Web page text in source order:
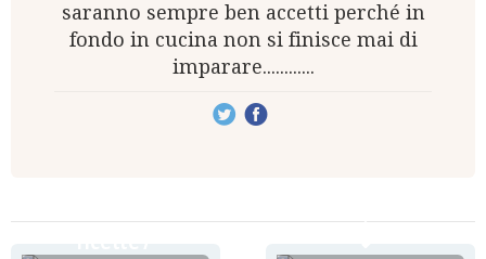
saranno sempre ben accetti perché in
fondo in cucina non si finisce mai di
imparare............